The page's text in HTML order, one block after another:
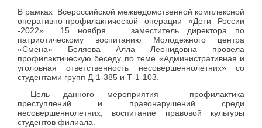
В рамках Всероссийской межведомственной комплексной
оперативно-профилактической операции «Дети России
-2022» 15 ноября заместитель директора по
патриотическому воспитанию Молодежного центра
«Смена» Беляева Алла Леонидовна провела
профилактическую беседу по теме «Административная и
уголовная ответственность несовершеннолетних» со
студентами групп Д-1-385 и Т-1-103.
Цель данного мероприятия – профилактика
преступлений и правонарушений среди
несовершеннолетних, воспитание правовой культуры
студентов филиала.